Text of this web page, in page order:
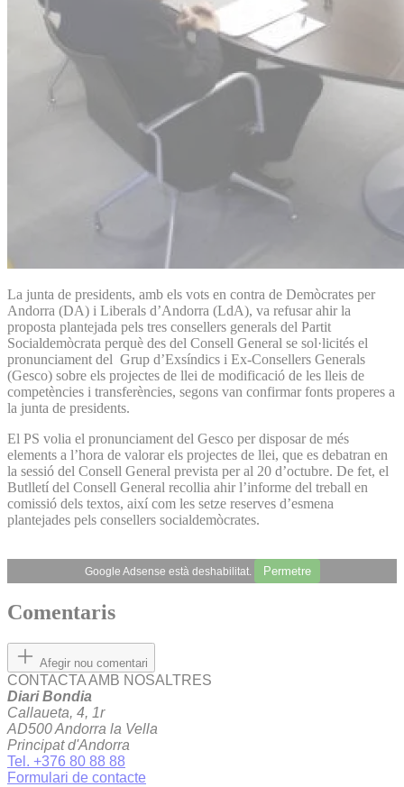
La junta de presidents, amb els vots en contra de Demòcrates per
Andorra (DA) i Liberals d’Andorra (LdA), va refusar ahir la
proposta plantejada pels tres consellers generals del Partit
Socialdemòcrata perquè des del Consell General se sol·licités el
pronunciament del Grup d’Exsíndics i Ex-Consellers Generals
(Gesco) sobre els projectes de llei de modificació de les lleis de
competències i transferències, segons van confirmar fonts properes a
la junta de presidents.
El PS volia el pronunciament del Gesco per disposar de més
elements a l’hora de valorar els projectes de llei, que es debatran en
la sessió del Consell General prevista per al 20 d’octubre. De fet, el
Butlletí del Consell General recollia ahir l’informe del treball en
comissió dels textos, així com les setze reserves d’esmena
plantejades pels consellers socialdemòcrates.
Google Adsense està deshabilitat. Permetre
Comentaris
Afegir nou comentari
CONTACTA AMB NOSALTRES
Diari Bondia
Callaueta, 4, 1r
AD500 Andorra la Vella
Principat d'Andorra
Tel. +376 80 88 88
Formulari de contacte